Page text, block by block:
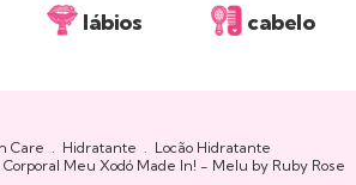
lábios cabelo
Care . Hidratante . Locão Hidratante
Meu Xodó Made In! - Melu by Ruby Rose